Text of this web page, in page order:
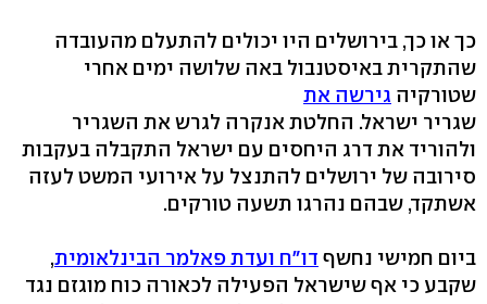
כך או כך, בירושלים היו יכולים להתעלם מהעובדה
שהתקרית באיסטנבול באה שלושה ימים אחרי
שטורקיה גירשה את
שגריר ישראל. החלטת אנקרה לגרש את השגריר
ולהוריד את דרג היחסים עם ישראל התקבלה בעקבות
סירובה של ירושלים להתנצל על אירועי המשט לעזה
אשתקד, שבהם נהרגו תשעה טורקים.
ביום חמישי נחשף דו"ח ועדת פאלמר הבינלאומית,
שקבע כי אף שישראל הפעילה לכאורה כוח מוגזם נגד